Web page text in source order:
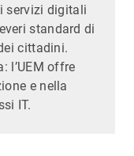
servizi digitali
standard di
cittadini.
l’UEM offre
e nella
IT.